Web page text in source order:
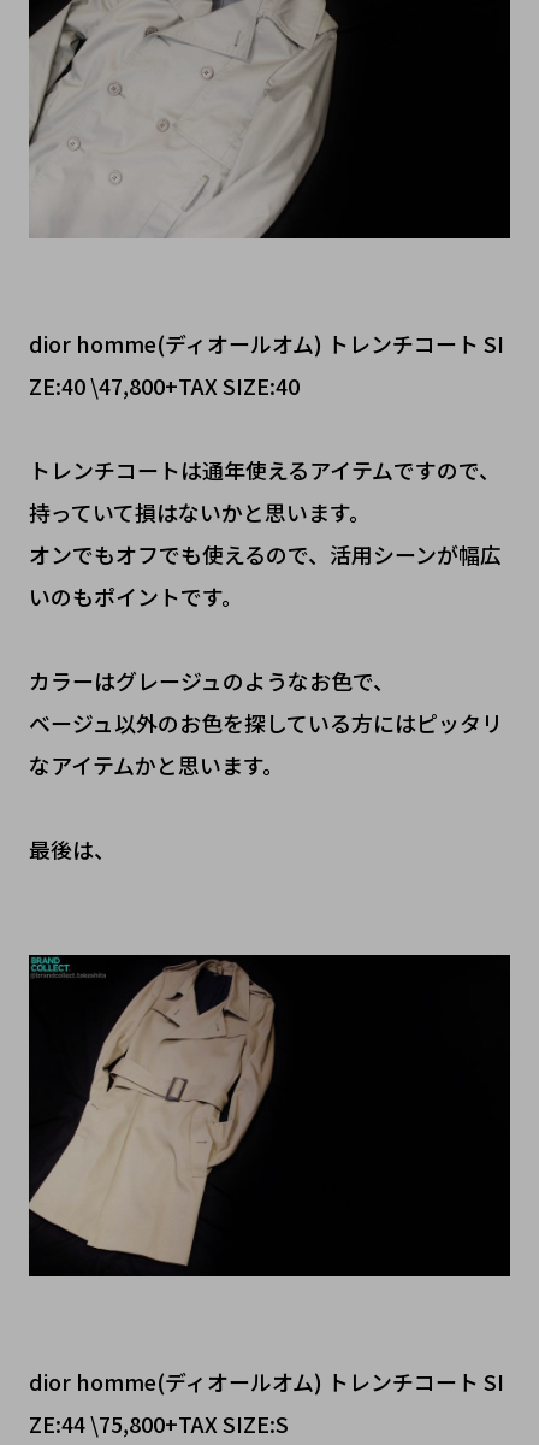
dior homme(ディオールオム) トレンチコート SI
ZE:40 \47,800+TAX SIZE:40
トレンチコートは通年使えるアイテムですので、
持っていて損はないかと思います。
オンでもオフでも使えるので、活用シーンが幅広
いのもポイントです。
カラーはグレージュのようなお色で、
ベージュ以外のお色を探している方にはピッタリ
なアイテムかと思います。
最後は、
dior homme(ディオールオム) トレンチコート SI
ZE:44 \75,800+TAX SIZE:S